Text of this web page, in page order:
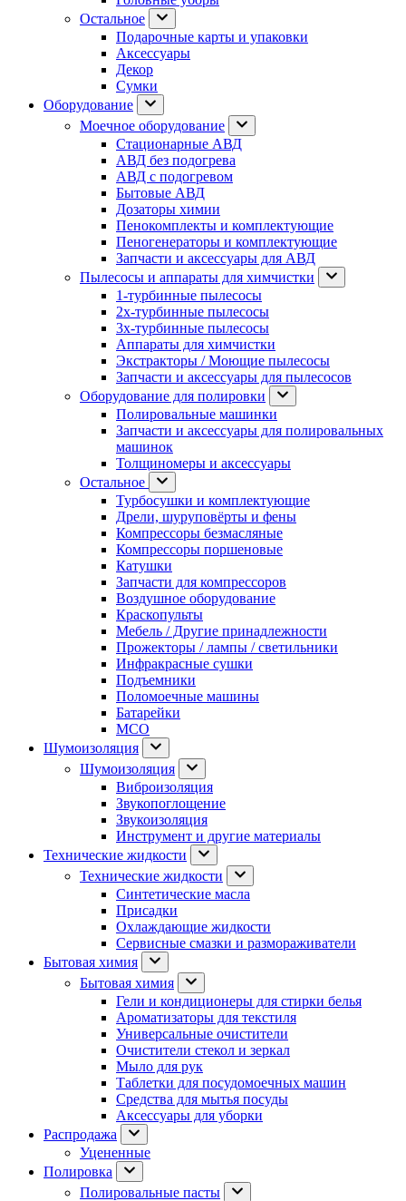
Остальное
Подарочные карты и упаковки
Аксессуары
Декор
Сумки
Оборудование
Моечное оборудование
Стационарные АВД
АВД без подогрева
АВД с подогревом
Бытовые АВД
Дозаторы химии
Пенокомплекты и комплектующие
Пеногенераторы и комплектующие
Запчасти и аксессуары для АВД
Пылесосы и аппараты для химчистки
1-турбинные пылесосы
2х-турбинные пылесосы
3х-турбинные пылесосы
Аппараты для химчистки
Экстракторы / Моющие пылесосы
Запчасти и аксессуары для пылесосов
Оборудование для полировки
Полировальные машинки
Запчасти и аксессуары для полировальных
машинок
Толщиномеры и аксессуары
Остальное
Турбосушки и комплектующие
Дрели, шуруповёрты и фены
Компрессоры безмасляные
Компрессоры поршеновые
Катушки
Запчасти для компрессоров
Воздушное оборудование
Краскопульты
Мебель / Другие принадлежности
Прожекторы / лампы / светильники
Инфракрасные сушки
Подъемники
Поломоечные машины
Батарейки
МСО
Шумоизоляция
Шумоизоляция
Виброизоляция
Звукопоглощение
Звукоизоляция
Инструмент и другие материалы
Технические жидкости
Технические жидкости
Синтетические масла
Присадки
Охлаждающие жидкости
Сервисные смазки и размораживатели
Бытовая химия
Бытовая химия
Гели и кондиционеры для стирки белья
Ароматизаторы для текстиля
Универсальные очистители
Очистители стекол и зеркал
Мыло для рук
Таблетки для посудомоечных машин
Средства для мытья посуды
Аксессуары для уборки
Распродажа
Уцененные
Полировка
Полировальные пасты